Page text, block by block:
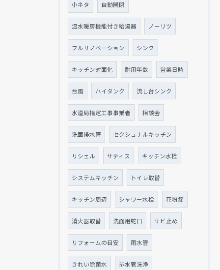
小ネタ 自動開閉
温水暖房機能付き給湯器 ノーリツ
フルリノベーション シンク
キッチン対面化 耐用年数 営業日時
台風 ハイタンク 流し台シンク
水道局指定工事事業者 相談会
洗面排水管 セクショナルキッチン
リシェル サティス キッチン水栓
システムキッチン トイレ取替
キッチン周辺 シャワー水栓 花粉症
消火器取替 洗面用蛇口 サビ止め
リフォームの目安 雨水管
きれい除菌水 排水管洗浄